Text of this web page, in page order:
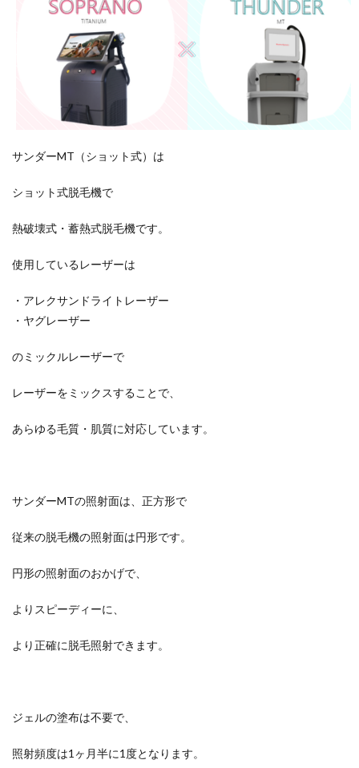
サンダーMT（ショット式）は
ショット式脱毛機で
熱破壊式・蓄熱式脱毛機です。
使用しているレーザーは
・アレクサンドライトレーザー
・ヤグレーザー
のミックルレーザーで
レーザーをミックスすることで、
あらゆる毛質・肌質に対応しています。
サンダーMTの照射面は、正方形で
従来の脱毛機の照射面は円形です。
円形の照射面のおかげで、
よりスピーディーに、
より正確に脱毛照射できます。
ジェルの塗布は不要で、
照射頻度は1ヶ月半に1度となります。